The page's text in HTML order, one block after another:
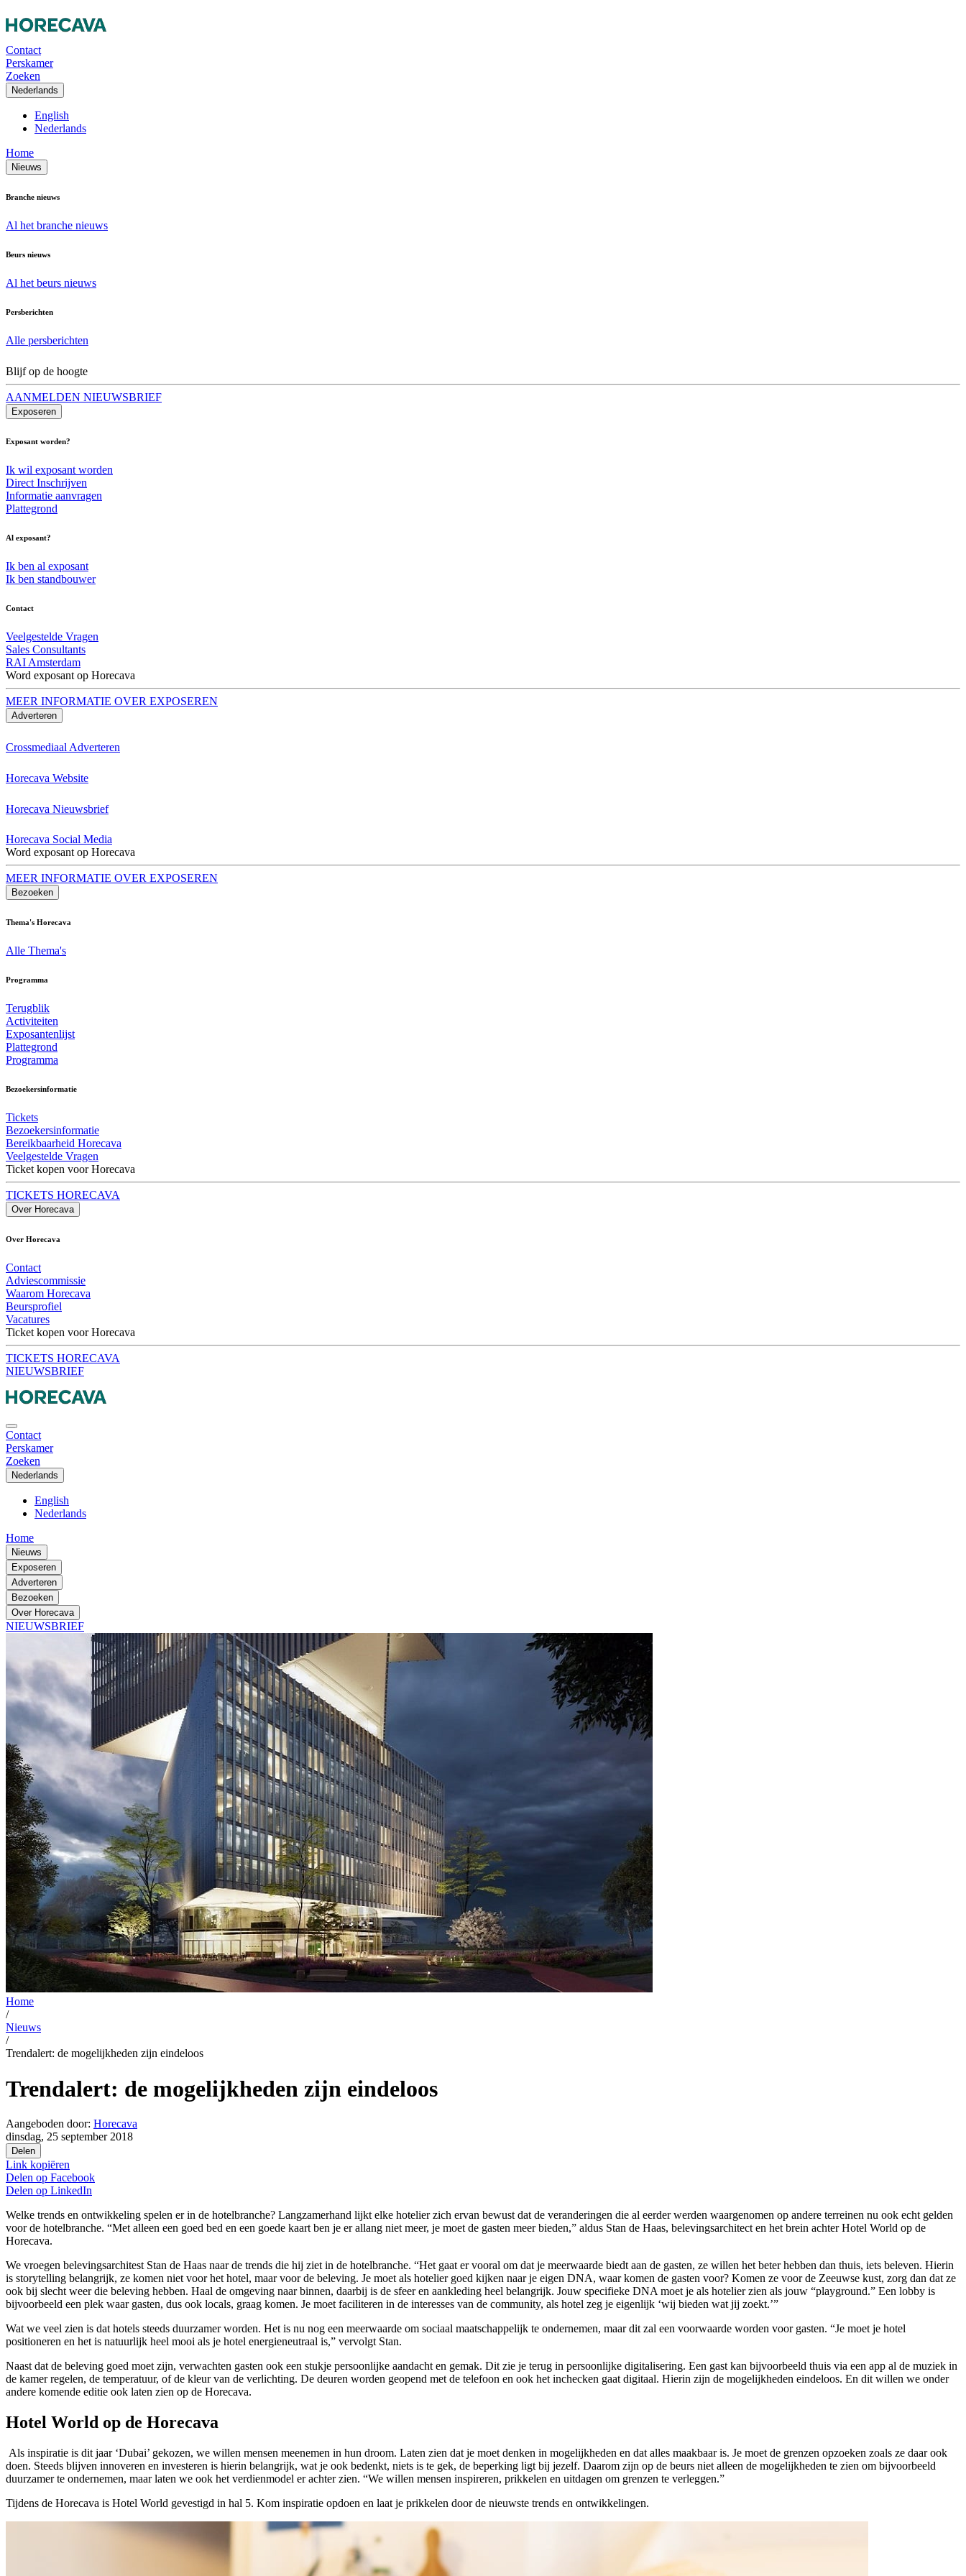
Contact
Perskamer
Zoeken
Nederlands
English
Nederlands
Home
Nieuws
Branche nieuws
Al het branche nieuws
Beurs nieuws
Al het beurs nieuws
Persberichten
Alle persberichten
Blijf op de hoogte
AANMELDEN NIEUWSBRIEF
Exposeren
Exposant worden?
Ik wil exposant worden
Direct Inschrijven
Informatie aanvragen
Plattegrond
Al exposant?
Ik ben al exposant
Ik ben standbouwer
Contact
Veelgestelde Vragen
Sales Consultants
RAI Amsterdam
Word exposant op Horecava
MEER INFORMATIE OVER EXPOSEREN
Adverteren
Crossmediaal Adverteren
Horecava Website
Horecava Nieuwsbrief
Horecava Social Media
Word exposant op Horecava
MEER INFORMATIE OVER EXPOSEREN
Bezoeken
Thema's Horecava
Alle Thema's
Programma
Terugblik
Activiteiten
Exposantenlijst
Plattegrond
Programma
Bezoekersinformatie
Tickets
Bezoekersinformatie
Bereikbaarheid Horecava
Veelgestelde Vragen
Ticket kopen voor Horecava
TICKETS HORECAVA
Over Horecava
Over Horecava
Contact
Adviescommissie
Waarom Horecava
Beursprofiel
Vacatures
Ticket kopen voor Horecava
TICKETS HORECAVA
NIEUWSBRIEF
Contact
Perskamer
Zoeken
Nederlands
English
Nederlands
Home
Nieuws
Exposeren
Adverteren
Bezoeken
Over Horecava
NIEUWSBRIEF
Home
/
Nieuws
/
Trendalert: de mogelijkheden zijn eindeloos
Trendalert: de mogelijkheden zijn eindeloos
Aangeboden door: Horecava
dinsdag, 25 september 2018
Delen
Link kopiëren
Delen op Facebook
Delen op LinkedIn
Welke trends en ontwikkeling spelen er in de hotelbranche? Langzamerhand lijkt elke hotelier zich ervan bewust dat de veranderingen die al eerder werden waargenomen op andere terreinen nu ook echt gelden
voor de hotelbranche. “Met alleen een goed bed en een goede kaart ben je er allang niet meer, je moet de gasten meer bieden,” aldus Stan de Haas, belevingsarchitect en het brein achter Hotel World op de
Horecava.
We vroegen belevingsarchitest Stan de Haas naar de trends die hij ziet in de hotelbranche. “Het gaat er vooral om dat je meerwaarde biedt aan de gasten, ze willen het beter hebben dan thuis, iets beleven. Hierin
is storytelling belangrijk, ze komen niet voor het hotel, maar voor de beleving. Je moet als hotelier goed kijken naar je eigen DNA, waar komen de gasten voor? Komen ze voor de Zeeuwse kust, zorg dan dat ze
ook bij slecht weer die beleving hebben. Haal de omgeving naar binnen, daarbij is de sfeer en aankleding heel belangrijk. Jouw specifieke DNA moet je als hotelier zien als jouw “playground.” Een lobby is
bijvoorbeeld een plek waar gasten, dus ook locals, graag komen. Je moet faciliteren in de interesses van de community, als hotel zeg je eigenlijk ‘wij bieden wat jij zoekt.’”
Wat we veel zien is dat hotels steeds duurzamer worden. Het is nu nog een meerwaarde om sociaal maatschappelijk te ondernemen, maar dit zal een voorwaarde worden voor gasten. “Je moet je hotel
positioneren en het is natuurlijk heel mooi als je hotel energieneutraal is,” vervolgt Stan.
Naast dat de beleving goed moet zijn, verwachten gasten ook een stukje persoonlijke aandacht en gemak. Dit zie je terug in persoonlijke digitalisering. Een gast kan bijvoorbeeld thuis via een app al de muziek in
de kamer regelen, de temperatuur, of de kleur van de verlichting. De deuren worden geopend met de telefoon en ook het inchecken gaat digitaal. Hierin zijn de mogelijkheden eindeloos. En dit willen we onder
andere komende editie ook laten zien op de Horecava.
Hotel World op de Horecava
Als inspiratie is dit jaar ‘Dubai’ gekozen, we willen mensen meenemen in hun droom. Laten zien dat je moet denken in mogelijkheden en dat alles maakbaar is. Je moet de grenzen opzoeken zoals ze daar ook
doen. Steeds blijven innoveren en investeren is hierin belangrijk, wat je ook bedenkt, niets is te gek, de beperking ligt bij jezelf. Daarom zijn op de beurs niet alleen de mogelijkheden te zien om bijvoorbeeld
duurzamer te ondernemen, maar laten we ook het verdienmodel er achter zien. “We willen mensen inspireren, prikkelen en uitdagen om grenzen te verleggen.”
Tijdens de Horecava is Hotel World gevestigd in hal 5. Kom inspiratie opdoen en laat je prikkelen door de nieuwste trends en ontwikkelingen.